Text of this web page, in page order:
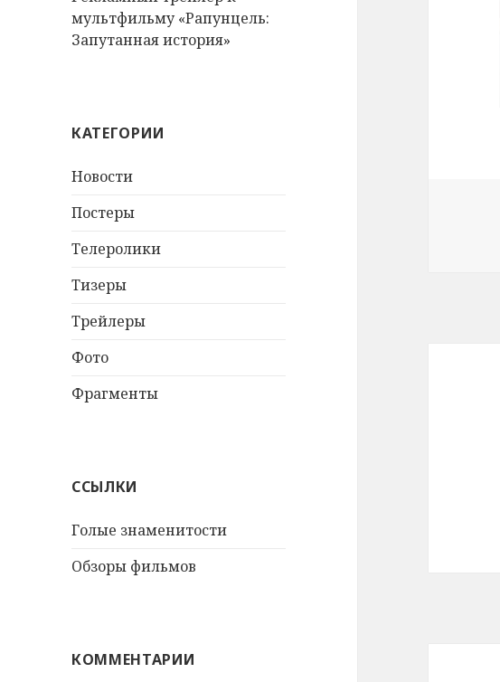
мультфильму «Рапунцель:
Запутанная история»
КАТЕГОРИИ
Новости
Постеры
Телеролики
Тизеры
Трейлеры
Фото
Фрагменты
ССЫЛКИ
Голые знаменитости
Обзоры фильмов
КОММЕНТАРИИ